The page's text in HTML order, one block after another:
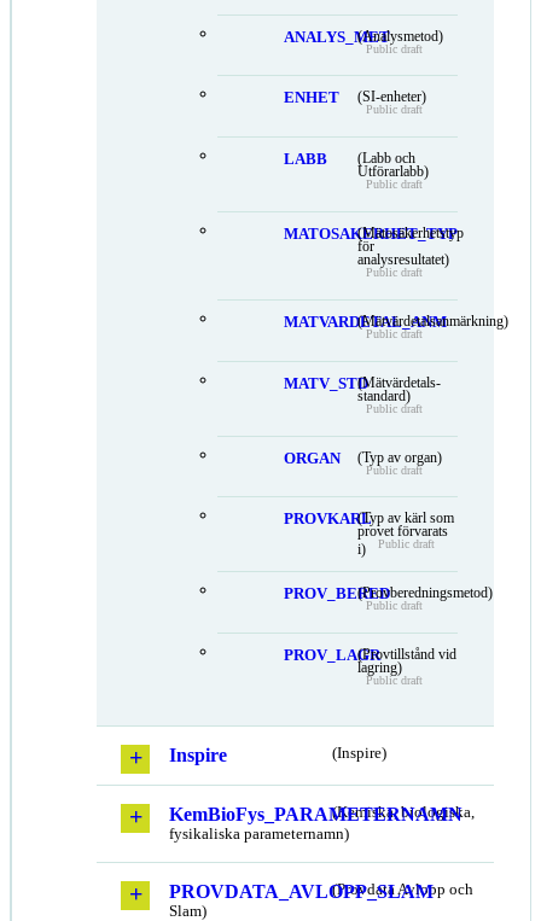
ANALYS_MET(Analysmetod)
Public draft
ENHET (SI-enheter)
Public draft
LABB
(Labb och
Utförarlabb)
Public draft
MATOSAKERHET_TYP
(Mätosäkerhetstyp
för
analysresultatet)
Public draft
MATVARDETAL_ANM
(Mätvärdetalsanmärkning)
Public draft
MATV_STD(Mätvärdetals-
standard)
Public draft
ORGAN (Typ av organ)
Public draft
PROVKARL(Typ av kärl som
provet förvarats
i)
Public draft
PROV_BERED(Provberedningsmetod)
Public draft
PROV_LAGR(Provtillstånd vid
lagring)
Public draft
Inspire (Inspire)
KemBioFys_PARAMETERNAMN
(Kemiska, biologiska,
fysikaliska parameternamn)
PROVDATA_AVLOPP_SLAM
(Provdata Avlopp och
Slam)